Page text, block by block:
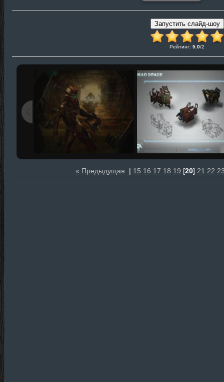
Рейтинг: 5.0/2
« Предыдущая | 15 16 17 18 19 [20] 21 22